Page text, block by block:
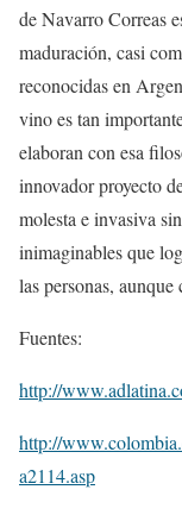
de Navarro Correas
maduración, casi
reconocidas en
vino es tan
elaboran con esa
innovador proyecto
molesta e invasiva
inimaginables que
las personas,
Fuentes:
http://
http://
a2114.asp